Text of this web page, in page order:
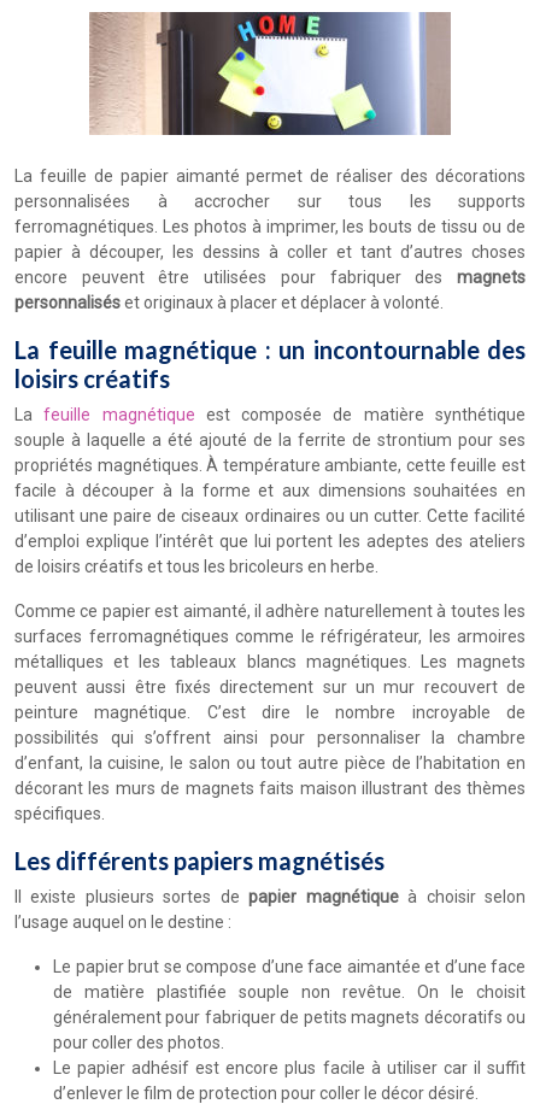
La feuille de papier aimanté permet de réaliser des décorations
personnalisées à accrocher sur tous les supports
ferromagnétiques. Les photos à imprimer, les bouts de tissu ou de
papier à découper, les dessins à coller et tant d’autres choses
encore peuvent être utilisées pour fabriquer des magnets
personnaliséset originaux à placer et déplacer à volonté.
La feuille magnétique : un incontournable des
loisirs créatifs
Lafeuille magnétique est composée de matière synthétique
souple à laquelle a été ajouté de la ferrite de strontium pour ses
propriétés magnétiques. À température ambiante, cette feuille est
facile à découper à la forme et aux dimensions souhaitées en
utilisant une paire de ciseaux ordinaires ou un cutter. Cette facilité
d’emploi explique l’intérêt que lui portent les adeptes des ateliers
de loisirs créatifs et tous les bricoleurs en herbe.
Comme ce papier est aimanté, il adhère naturellement à toutes les
surfaces ferromagnétiques comme le réfrigérateur, les armoires
métalliques et les tableaux blancs magnétiques. Les magnets
peuvent aussi être fixés directement sur un mur recouvert de
peinture magnétique. C’est dire le nombre incroyable de
possibilités qui s’offrent ainsi pour personnaliser la chambre
d’enfant, la cuisine, le salon ou tout autre pièce de l’habitation en
décorant les murs de magnets faits maison illustrant des thèmes
spécifiques.
Les différents papiers magnétisés
Il existe plusieurs sortes depapier magnétiqueà choisir selon
l’usage auquel on le destine :
Le papier brut se compose d’une face aimantée et d’une face
de matière plastifiée souple non revêtue. On le choisit
généralement pour fabriquer de petits magnets décoratifs ou
pour coller des photos.
Le papier adhésif est encore plus facile à utiliser car il suffit
d’enlever le film de protection pour coller le décor désiré.